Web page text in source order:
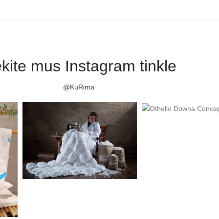
mus Instagram tinkle
@KuRima